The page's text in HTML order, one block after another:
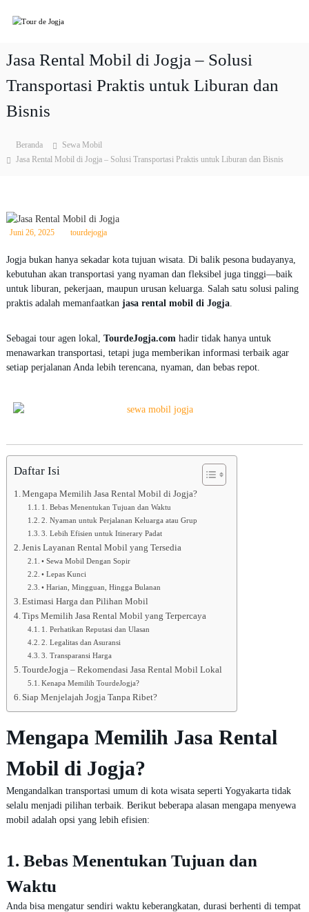
u
d
o
g
e
T
W
i
J
o
0
2
Jasa Rental Mobil di Jogja – Solusi
Transportasi Praktis untuk Liburan dan
Bisnis
Beranda
Sewa Mobil
Jasa Rental Mobil di Jogja – Solusi Transportasi Praktis untuk Liburan dan Bisnis
Juni 26, 2025 tourdejogja
Jogja bukan hanya sekadar kota tujuan wisata. Di balik pesona budayanya,
kebutuhan akan transportasi yang nyaman dan fleksibel juga tinggi—baik
untuk liburan, pekerjaan, maupun urusan keluarga. Salah satu solusi paling
praktis adalah memanfaatkan jasa rental mobil di Jogja.
Sebagai tour agen lokal, TourdeJogja.com hadir tidak hanya untuk
menawarkan transportasi, tetapi juga memberikan informasi terbaik agar
setiap perjalanan Anda lebih terencana, nyaman, dan bebas repot.
Daftar Isi
Mengapa Memilih Jasa Rental Mobil di Jogja?
1. Bebas Menentukan Tujuan dan Waktu
2. Nyaman untuk Perjalanan Keluarga atau Grup
3. Lebih Efisien untuk Itinerary Padat
Jenis Layanan Rental Mobil yang Tersedia
• Sewa Mobil Dengan Sopir
• Lepas Kunci
• Harian, Mingguan, Hingga Bulanan
Estimasi Harga dan Pilihan Mobil
Tips Memilih Jasa Rental Mobil yang Terpercaya
1. Perhatikan Reputasi dan Ulasan
2. Legalitas dan Asuransi
3. Transparansi Harga
TourdeJogja – Rekomendasi Jasa Rental Mobil Lokal
Kenapa Memilih TourdeJogja?
Siap Menjelajah Jogja Tanpa Ribet?
Mengapa Memilih Jasa Rental
Mobil di Jogja?
Mengandalkan transportasi umum di kota wisata seperti Yogyakarta tidak
selalu menjadi pilihan terbaik. Berikut beberapa alasan mengapa menyewa
mobil adalah opsi yang lebih efisien:
1. Bebas Menentukan Tujuan dan
Waktu
Anda bisa mengatur sendiri waktu keberangkatan, durasi berhenti di tempat